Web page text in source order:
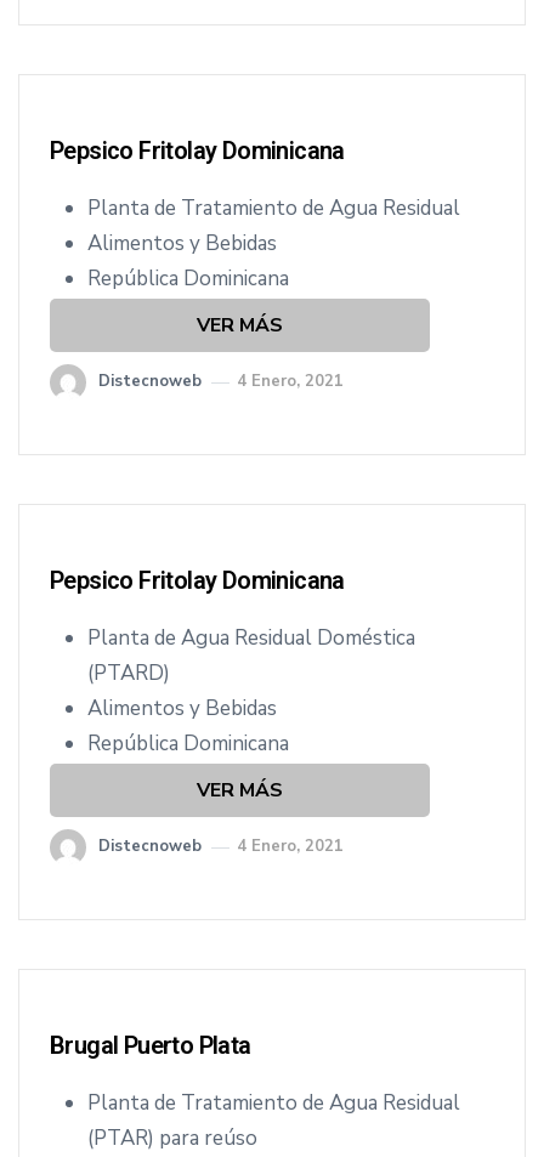
Pepsico Fritolay Dominicana
Planta de Tratamiento de Agua Residual
Alimentos y Bebidas
República Dominicana
VER MÁS
Distecnoweb 4 Enero, 2021
Pepsico Fritolay Dominicana
Planta de Agua Residual Doméstica
(PTARD)
Alimentos y Bebidas
República Dominicana
VER MÁS
Distecnoweb 4 Enero, 2021
Brugal Puerto Plata
Planta de Tratamiento de Agua Residual
(PTAR) para reúso